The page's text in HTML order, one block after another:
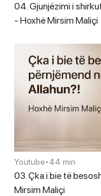
04. Gjunjëzimi i
- Hoxhë Mirsim Maliçi
Youtube•44 min
03. Çka i bie të
Mirsim Maliçi